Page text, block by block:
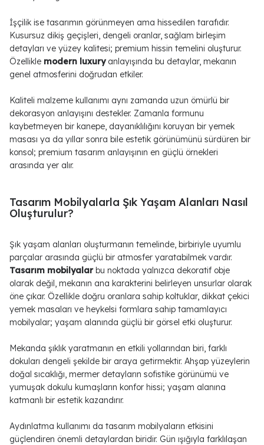
İşçilik ise tasarımın görünmeyen ama hissedilen tarafıdır.
Kusursuz dikiş geçişleri, dengeli oranlar, sağlam birleşim
detayları ve yüzey kalitesi; premium hissin temelini oluşturur.
Özellikle modern luxuryanlayışında bu detaylar, mekanın
genel atmosferini doğrudan etkiler.
Kaliteli malzeme kullanımı aynı zamanda uzun ömürlü bir
dekorasyon anlayışını destekler. Zamanla formunu
kaybetmeyen bir kanepe, dayanıklılığını koruyan bir yemek
masası ya da yıllar sonra bile estetik görünümünü sürdüren bir
konsol; premium tasarım anlayışının en güçlü örnekleri
arasında yer alır.
Tasarım Mobilyalarla Şık Yaşam Alanları Nasıl
Oluşturulur?
Şık yaşam alanları oluşturmanın temelinde, birbiriyle uyumlu
parçalar arasında güçlü bir atmosfer yaratabilmek vardır.
Tasarım mobilyalarbu noktada yalnızca dekoratif obje
olarak değil, mekanın ana karakterini belirleyen unsurlar olarak
öne çıkar. Özellikle doğru oranlara sahip koltuklar, dikkat çekici
yemek masaları ve heykelsi formlara sahip tamamlayıcı
mobilyalar; yaşam alanında güçlü bir görsel etki oluşturur.
Mekanda şıklık yaratmanın en etkili yollarından biri, farklı
dokuları dengeli şekilde bir araya getirmektir. Ahşap yüzeylerin
doğal sıcaklığı, mermer detayların sofistike görünümü ve
yumuşak dokulu kumaşların konfor hissi; yaşam alanına
katmanlı bir estetik kazandırır.
Aydınlatma kullanımı da tasarım mobilyaların etkisini
güçlendiren önemli detaylardan biridir. Gün ışığıyla farklılaşan